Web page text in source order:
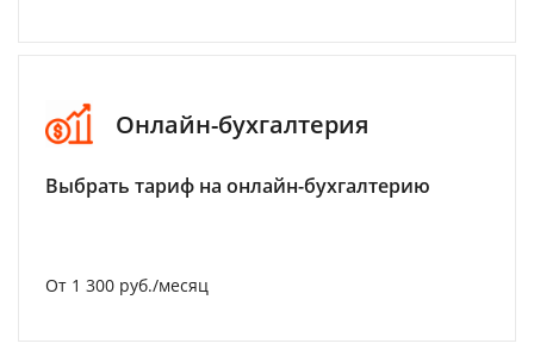
Онлайн-бухгалтерия
Выбрать тариф на онлайн-бухгалтерию
От 1 300 руб./месяц